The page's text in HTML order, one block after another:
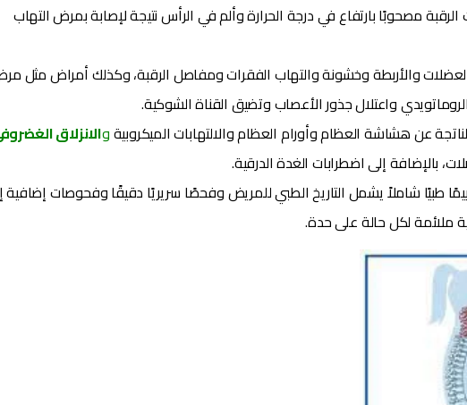
مصحوبًا بارتفاع في درجة الحرارة وألم في الرأس نتيجة لإصابة بمرض التهاب
والأربطة وخشونة والتهاب الفقرات ومفاصل الرقبة، وكذلك أمراض مثل
واعتلال جذور الأعصاب وتضيق القناة الشوكية.
عن هشاشة العظام وأورام العظام والالتهابات الميكروبيةوالانزلاق
بالإضافة إلى اضطرابات الغدة الدرقية.
طبيًا شاملاً يشمل التاريخ الطبي للمريض وفحصًا سريريًا دقيقًا وفحوصات إضافية
ملائمة لكل حالة على حدة.